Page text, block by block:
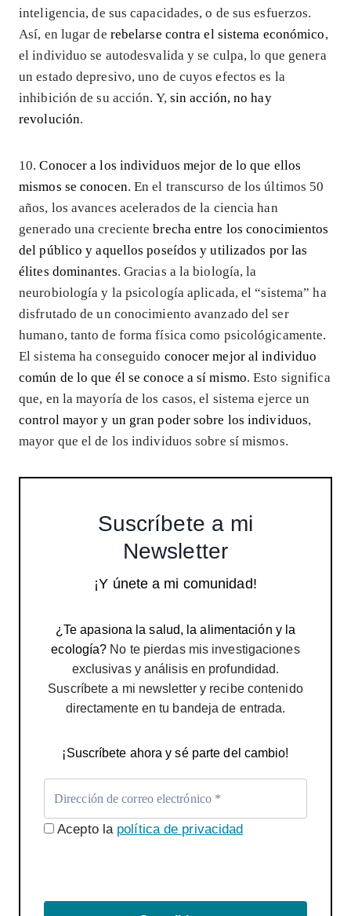
inteligencia, de sus capacidades, o de sus esfuerzos.
Así, en lugar de rebelarse contra el sistema económico,
el individuo se autodesvalida y se culpa, lo que genera
un estado depresivo, uno de cuyos efectos es la
inhibición de su acción. Y, sin acción, no hay
revolución.
10.Conocer a los individuos mejor de lo que ellos
mismos se conocen. En el transcurso de los últimos 50
años, los avances acelerados de la ciencia han
generado una crecientebrecha entre los conocimientos
del público y aquellos poseídos y utilizados por las
élites dominantes. Gracias a la biología, la
neurobiología y la psicología aplicada, el “sistema” ha
disfrutado de un conocimiento avanzado del ser
humano, tanto de forma física como psicológicamente.
El sistema ha conseguido conocer mejor al individuo
común de lo que él se conoce a sí mismo. Esto significa
que, en la mayoría de los casos, el sistema ejerce un
control mayor y un gran poder sobre los individuos,
mayor que el de los individuos sobre sí mismos.
Suscríbete a mi
Newsletter
¡Y únete a mi comunidad!
¿Te apasiona la salud, la alimentación y la
ecología? No te pierdas mis investigaciones
exclusivas y análisis en profundidad.
Suscríbete a mi newsletter y recibe contenido
directamente en tu bandeja de entrada.
¡Suscríbete ahora y sé parte del cambio!
Acepto la política de privacidad